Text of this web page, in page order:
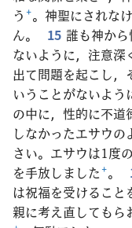
う +。神聖にされな
ん。
15 誰も神か
ないように，注意深
出て問題を起こし，
いうことがないよう
の中に，性的に不道
しなかったエサウ
さい。エサウは1度
を手放しました+。
は祝福を受けるこ
親に考え直しても